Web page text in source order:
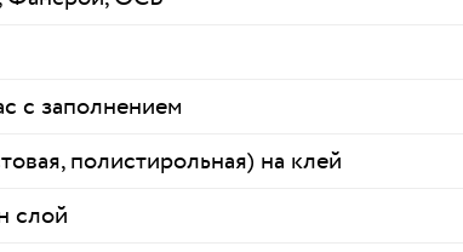
с заполнением
полистирольная) на клей
слой